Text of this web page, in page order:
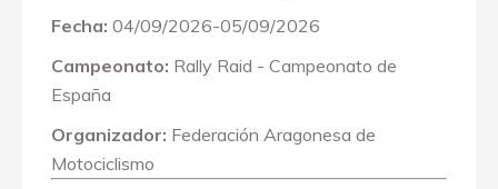
Fecha: 04/09/2026-05/09/2026
Campeonato: Rally Raid - Campeonato de
España
Organizador: Federación Aragonesa de
Motociclismo